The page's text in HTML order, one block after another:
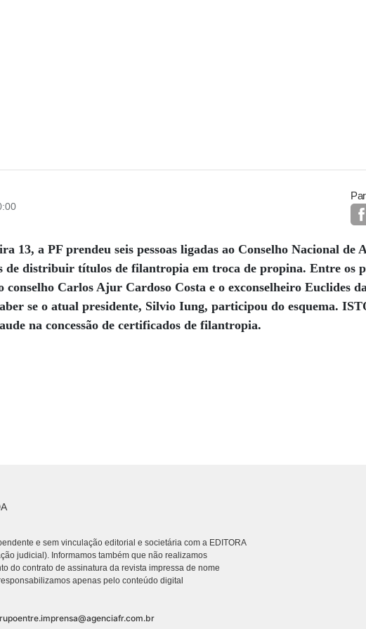
13, a PF prendeu seis pessoas ligadas ao Conselho Nacional de
de distribuir títulos de filantropia em troca de propina. Entre os
conselho Carlos Ajur Cardoso Costa e o exconselheiro Euclides
se o atual presidente, Silvio Iung, participou do esquema.
na concessão de certificados de filantropia.
e sem vinculação editorial e societária com a EDITORA
judicial). Informamos também que não realizamos
do contrato de assinatura da revista impressa de nome
apenas pelo conteúdo digital